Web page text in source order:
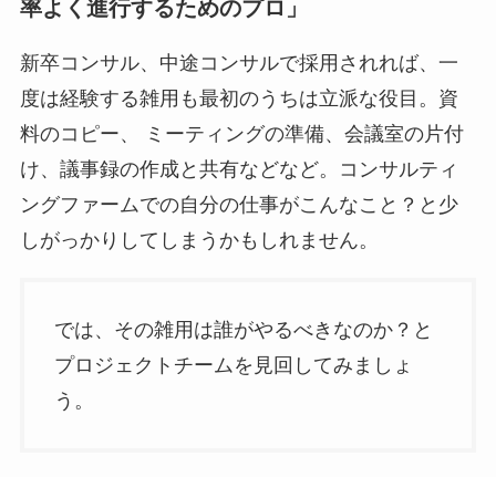
率よく進行するためのプロ」
新卒コンサル、中途コンサルで採用されれば、一
度は経験する雑用も最初のうちは立派な役目。資
料のコピー、 ミーティングの準備、会議室の片付
け、議事録の作成と共有などなど。コンサルティ
ングファームでの自分の仕事がこんなこと？と少
しがっかりしてしまうかもしれません。
では、その雑用は誰がやるべきなのか？と
プロジェクトチームを見回してみましょ
う。